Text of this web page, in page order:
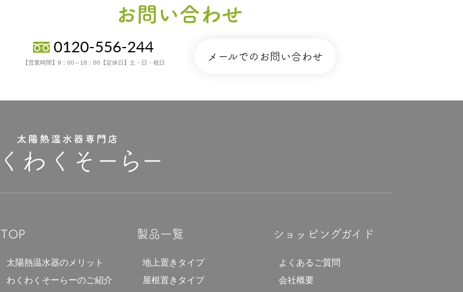
お問い合わせ
0120-556-244
【営業時間】9：00～18：00【定休日】土・日・祝日
メールでのお問い合わせ
TOP
太陽熱温水器のメリット
わくわくそーらーのご紹介
製品一覧
地上置きタイプ
屋根置きタイプ
ショッピングガイド
よくあるご質問
会社概要